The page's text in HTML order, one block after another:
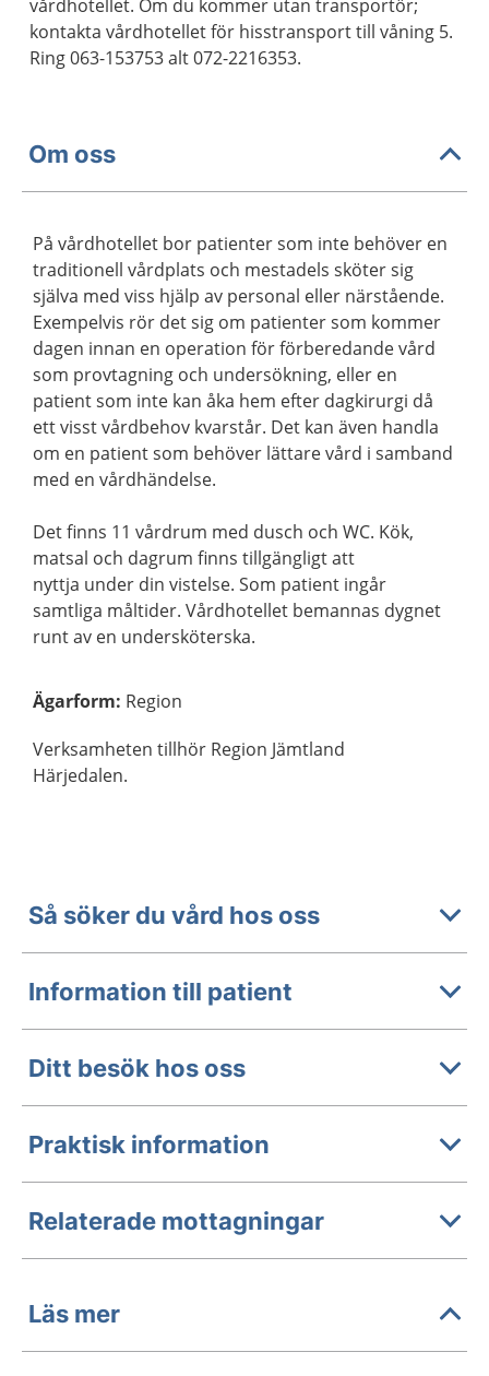
vårdhotellet. Om du kommer utan transportör;
kontakta vårdhotellet för hisstransport till våning 5.
Ring 063-153753 alt 072-2216353.
Om oss
På vårdhotellet bor patienter som inte behöver en
traditionell vårdplats och mestadels sköter sig
själva med viss hjälp av personal eller närstående.
Exempelvis rör det sig om patienter som kommer
dagen innan en operation för förberedande vård
som provtagning och undersökning, eller en
patient som inte kan åka hem efter dagkirurgi då
ett visst vårdbehov kvarstår. Det kan även handla
om en patient som behöver lättare vård i samband
med en vårdhändelse.
Det finns 11 vårdrum med dusch och WC. Kök,
matsal och dagrum finns tillgängligt att
nyttja under din vistelse. Som patient ingår
samtliga måltider. Vårdhotellet bemannas dygnet
runt av en undersköterska.
Ägarform: Region
Verksamheten tillhör Region Jämtland
Härjedalen.
Så söker du vård hos oss
Information till patient
Ditt besök hos oss
Praktisk information
Relaterade mottagningar
Läs mer